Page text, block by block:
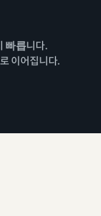
빠릅니다.
이어집니다.